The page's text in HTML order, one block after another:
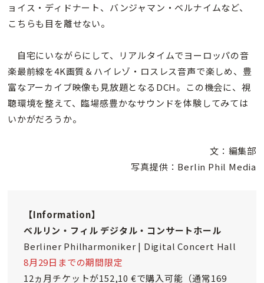
ョイス・ディドナート、バンジャマン・ベルナイムなど、
こちらも目を離せない。
自宅にいながらにして、リアルタイムでヨーロッパの音
楽最前線を4K画質＆ハイレゾ・ロスレス音声で楽しめ、豊
富なアーカイブ映像も見放題となるDCH。この機会に、視
聴環境を整えて、臨場感豊かなサウンドを体験してみては
いかがだろうか。
文：編集部
写真提供：Berlin Phil Media
【Information】
ベルリン・フィル デジタル・コンサートホール
Berliner Philharmoniker | Digital Concert Hall
8月29日までの期間限定
12ヵ月チケットが152,10 €で購入可能（通常169